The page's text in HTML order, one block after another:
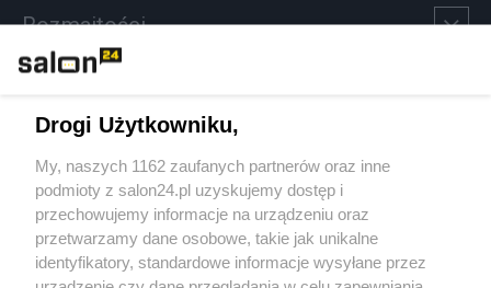
Rozmaitości
Sport
Społeczeństwo
Kultura
Drogi Użytkowniku,
My, naszych 1162 zaufanych partnerów oraz inne
podmioty z salon24.pl uzyskujemy dostęp i
przechowujemy informacje na urządzeniu oraz
przetwarzamy dane osobowe, takie jak unikalne
identyfikatory, standardowe informacje wysyłane przez